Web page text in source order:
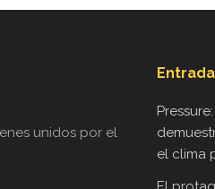
unidos por el
el clima